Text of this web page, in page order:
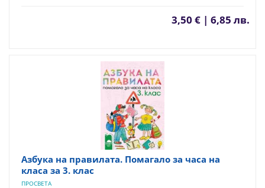
3,50 € | 6,85 лв.
Азбука на правилата. Помагало за часа на
класа за 3. клас
ПРОСВЕТА